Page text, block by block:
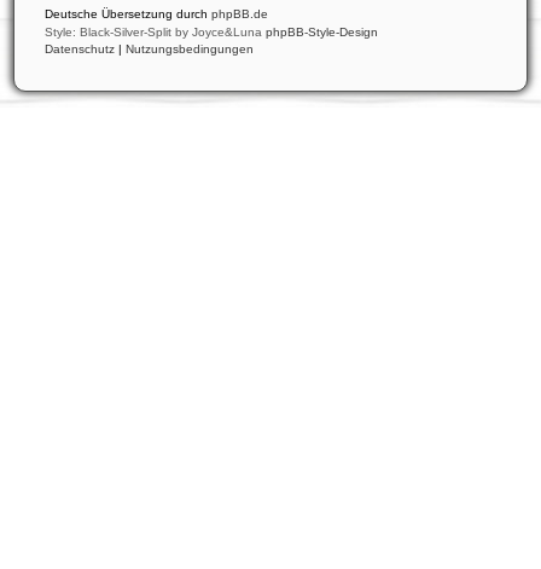
Deutsche Übersetzung durch phpBB.de
Style: Black-Silver-Split by Joyce&Luna phpBB-Style-Design
Datenschutz | Nutzungsbedingungen